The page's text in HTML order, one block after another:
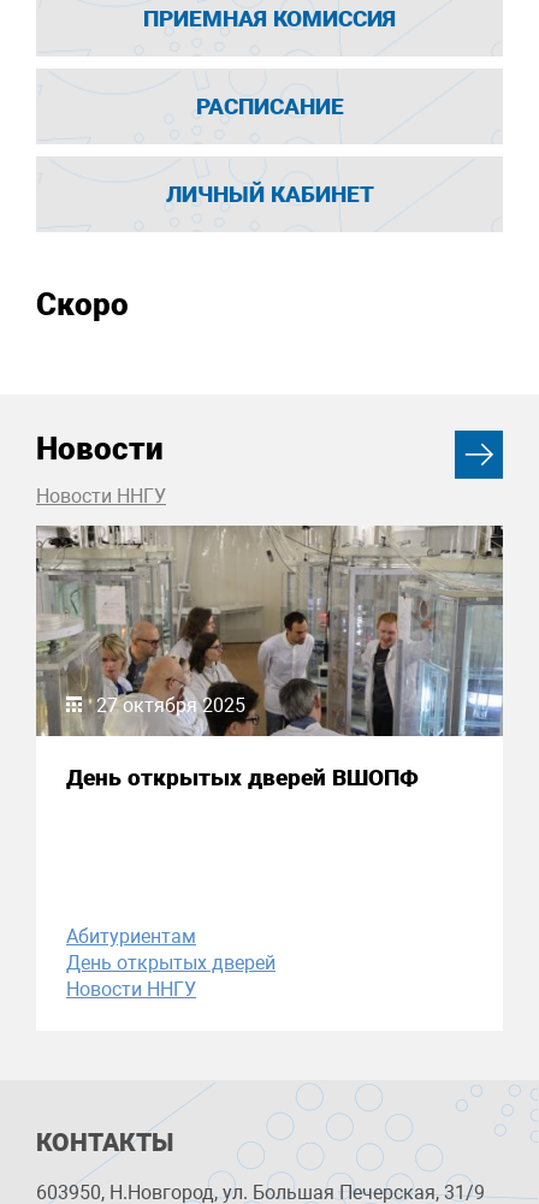
ПРИЕМНАЯ КОМИССИЯ
РАСПИСАНИЕ
ЛИЧНЫЙ КАБИНЕТ
Скоро
Новости
Новости ННГУ
27 октября 2025
День открытых дверей ВШОПФ
Абитуриентам
День открытых дверей
Новости ННГУ
КОНТАКТЫ
603950, Н.Новгород, ул. Большая Печерская, 31/9